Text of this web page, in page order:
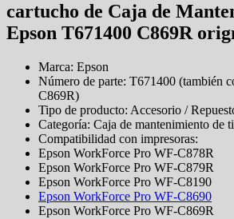
cartucho de Caja de
Epson T671400 C869R
Marca: Epson
Número de parte: T671400 (también
C869R)
Tipo de producto: Accesorio /
Categoría: Caja de mantenimiento de
Compatibilidad con impresoras:
Epson WorkForce Pro WF-C878R
Epson WorkForce Pro WF-C879R
Epson WorkForce Pro WF-C8190
Epson WorkForce Pro WF-C8690
Epson WorkForce Pro WF-C869R